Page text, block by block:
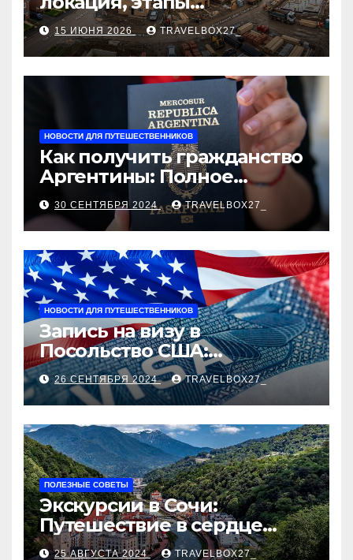
строительства, проверка
застройщика, сценарии
оформления сделки и
рыночные ориентиры
15 ИЮНЯ 2026 TRAVELBOX27_
НОВОСТИ ДЛЯ ПУТЕШЕСТВЕННИКОВ
Как получить гражданство
Аргентины: Полное
руководство
30 СЕНТЯБРЯ 2024 TRAVELBOX27_
НОВОСТИ ДЛЯ ПУТЕШЕСТВЕННИКОВ
Запись на визу в
Посольство США:
Пошаговое руководство
26 СЕНТЯБРЯ 2024 TRAVELBOX27_
ПОЛЕЗНЫЕ СОВЕТЫ
Экскурсии в Сочи:
Путешествие в сердце
Черноморского курорта
25 АВГУСТА 2024 TRAVELBOX27_